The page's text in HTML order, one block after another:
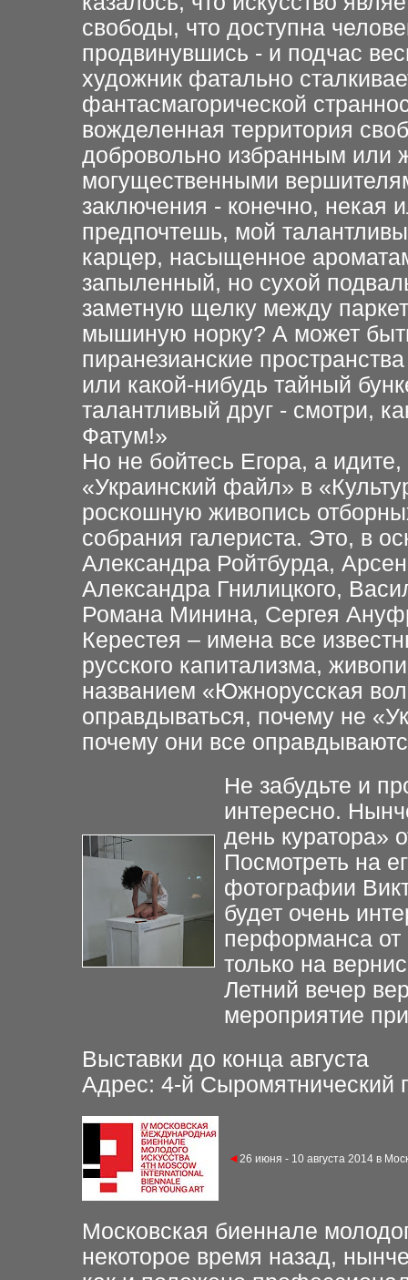
свободы, что доступна
продвинувшись - и подчас
художник фатально
фантасмагорической
вожделенная территория
добровольно избранным или
могущественными
заключения - конечно, некая
предпочтешь, мой
карцер, насыщенное
запыленный, но сухой
заметную щелку между
мышиную норку? А может
пиранезианские
или какой-нибудь тайный
талантливый друг - смотри,
Фатум!»
Но не бойтесь Егора, а
«Украинский файл» в
роскошную живопись
собрания галериста. Это, в
Александра Ройтбурда,
Александра Гнилицкого,
Романа Минина, Сергея
Керестея – имена все
русского капитализма,
названием «Южнорусская
оправдываться, почему не
почему они все
Не забудьте и
интересно.
день куратора»
Посмотреть на
фотографии
будет очень
перформанса
только на
Летний вечер
мероприятие
Выставки до конца августа
Адрес: 4-й Сыромятнический
◄26 июня - 10 августа 2014 в
Московская биеннале
некоторое время назад,